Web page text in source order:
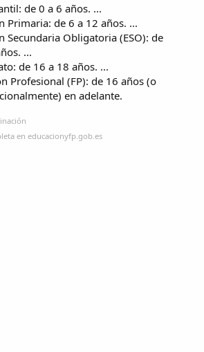
de 0 a 6 años. ...
Primaria: de 6 a 12 años. ...
Secundaria Obligatoria (ESO): de
...
de 16 a 18 años. ...
Profesional (FP): de 16 años (o
en adelante.
en educacionyfp.gob.es